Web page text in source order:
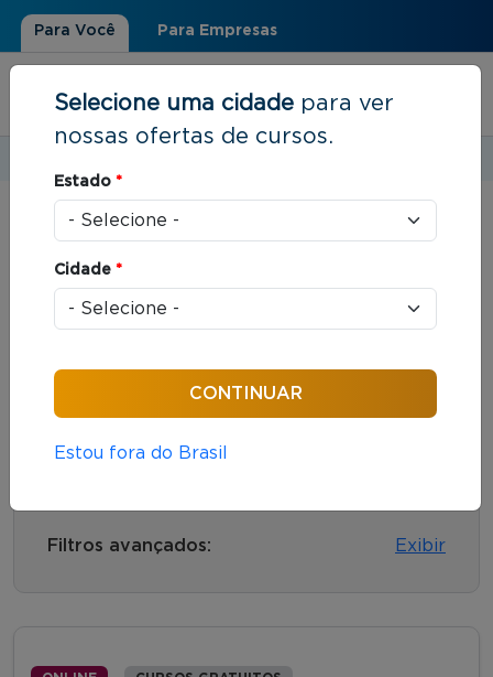
Para Você Para Empresas
Você está aqui
Resultados de busca
Foram encontrados: 226 cursos
Filtros avançados: Exibir
Selecione uma cidade para ver
nossas ofertas de cursos.
Estado *
Cidade *
Estou fora do Brasil